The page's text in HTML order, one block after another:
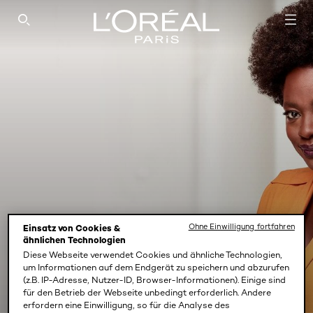
SEARCH THIS SITE
AGE PERFECT PRO-
KOLLAGEN EXPERTE
Einsatz von Cookies &
ähnlichen Technologien
Diese Webseite verwendet Cookies und ähnliche Technologien,
um Informationen auf dem Endgerät zu speichern und abzurufen
(z.B. IP-Adresse, Nutzer-ID, Browser-Informationen). Einige sind
für den Betrieb der Webseite unbedingt erforderlich. Andere
erfordern eine Einwilligung, so für die Analyse des
Ohne Einwilligung fortfahren